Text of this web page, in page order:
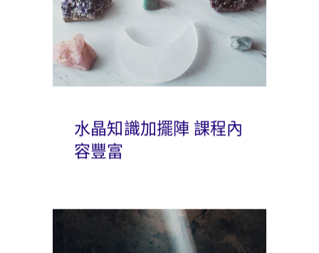
水晶知識加擺陣 課程內
容豐富